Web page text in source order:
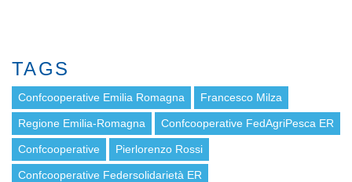
TAGS
Confcooperative Emilia Romagna Francesco Milza
Regione Emilia-Romagna Confcooperative FedAgriPesca ER
Confcooperative Pierlorenzo Rossi
Confcooperative Federsolidarietà ER